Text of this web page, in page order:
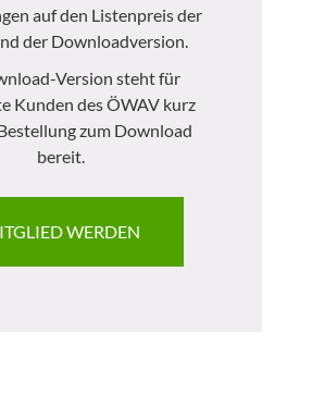
auf den Listenpreis der
der Downloadversion.
Version steht für
Kunden des ÖWAV kurz
zum Download
bereit.
WERDEN